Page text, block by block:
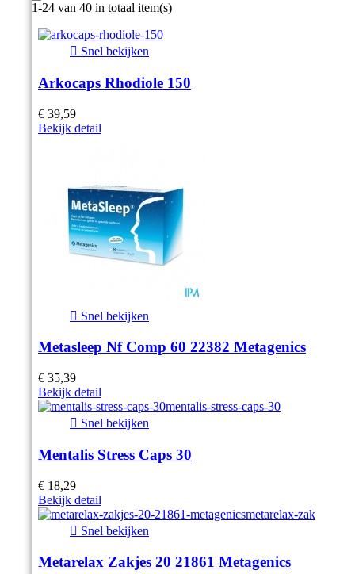
Item 1-24 van 40 in totaal item(s)
 Snel bekijken
Arkocaps Rhodiole 150
€ 39,59
Bekijk detail
 Snel bekijken
Metasleep Nf Comp 60 22382 Metagenics
€ 35,39
Bekijk detail
 Snel bekijken
Mentalis Stress Caps 30
€ 18,29
Bekijk detail
 Snel bekijken
Metarelax Zakjes 20 21861 Metagenics